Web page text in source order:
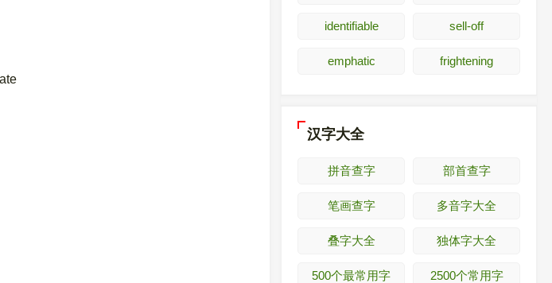
identifiable sell-off
emphatic frightening
汉字大全
拼音查字 部首查字
笔画查字 多音字大全
叠字大全 独体字大全
500个最常用字 2500个常用字